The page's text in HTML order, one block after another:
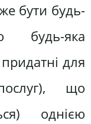
бути будь-
будь-яка
для
що
однією